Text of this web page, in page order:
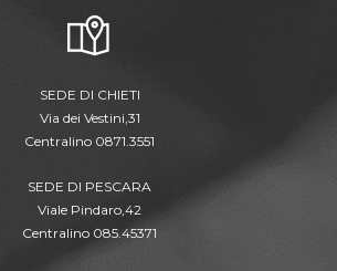
SEDE DI CHIETI
Via dei Vestini,31
Centralino 0871.3551
SEDE DI PESCARA
Viale Pindaro,42
Centralino 085.45371